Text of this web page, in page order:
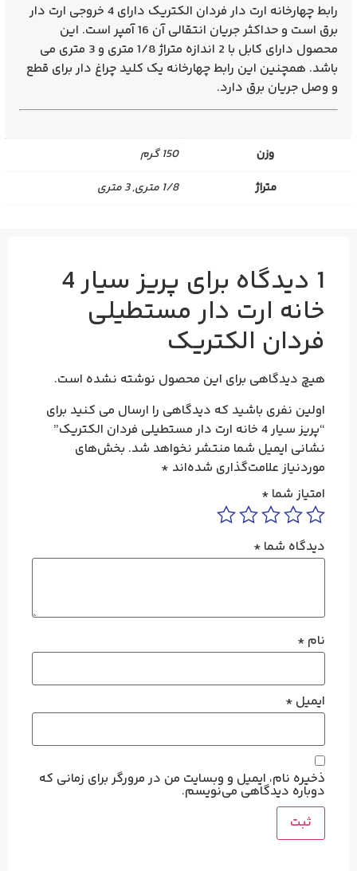
رابط چهارخانه ارت دار فردان الکتریک دارای 4 خروجی ارت دار
برق است و حداکثر جریان انتقالی آن 16 آمپر است. این
محصول دارای کابل با 2 اندازه متراژ 1/8 متری و 3 متری می
باشد. همچنین این رابط چهارخانه یک کلید چراغ دار برای قطع
و وصل جریان برق دارد.
وزن
150 گرم
متراژ
1/8 متری, 3 متری
1 دیدگاه برای پریز سیار 4
خانه ارت دار مستطیلی
فردان الکتریک
هیچ دیدگاهی برای این محصول نوشته نشده است.
اولین نفری باشید که دیدگاهی را ارسال می کنید برای
“پریز سیار 4 خانه ارت دار مستطیلی فردان الکتریک”
نشانی ایمیل شما منتشر نخواهد شد. بخش‌های
موردنیاز علامت‌گذاری شده‌اند *
امتیاز شما *
دیدگاه شما *
نام *
ایمیل *
ذخیره نام، ایمیل و وبسایت من در مرورگر برای زمانی که
دوباره دیدگاهی می‌نویسم.